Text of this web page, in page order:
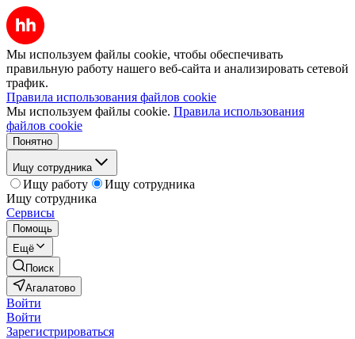
Мы используем файлы cookie, чтобы обеспечивать
правильную работу нашего веб-сайта и анализировать сетевой
трафик.
Правила использования файлов cookie
Мы используем файлы cookie. Правила использования
файлов cookie
Понятно
Ищу сотрудника
Ищу работу
Ищу сотрудника
Ищу сотрудника
Сервисы
Помощь
Ещё
Поиск
Агалатово
Войти
Войти
Зарегистрироваться